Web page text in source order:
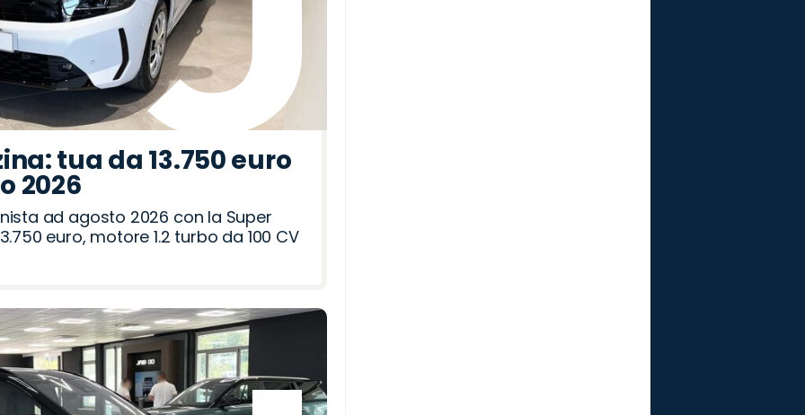
tua da 13.750 euro
2026
ad agosto 2026 con la Super
euro, motore 1.2 turbo da 100 CV